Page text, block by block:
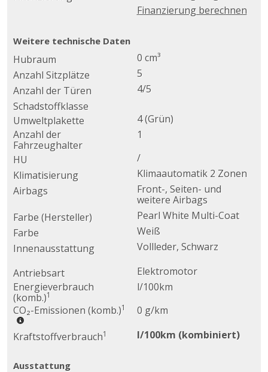
Finanzierung berechnen
Weitere technische Daten
Hubraum
0 cm³
Anzahl Sitzplätze
5
Anzahl der Türen
4/5
Schadstoffklasse
Umweltplakette
4 (Grün)
Anzahl der
Fahrzeughalter
1
HU
/
Klimatisierung
Klimaautomatik 2 Zonen
Airbags
Front-, Seiten- und
weitere Airbags
Farbe (Hersteller)
Pearl White Multi-Coat
Farbe
Weiß
Innenausstattung
Vollleder, Schwarz
Antriebsart
Elektromotor
Energieverbrauch
(komb.)1
l/100km
CO₂-Emissionen (komb.)1
0 g/km
Kraftstoffverbrauch1 l/100km (kombiniert)
Ausstattung